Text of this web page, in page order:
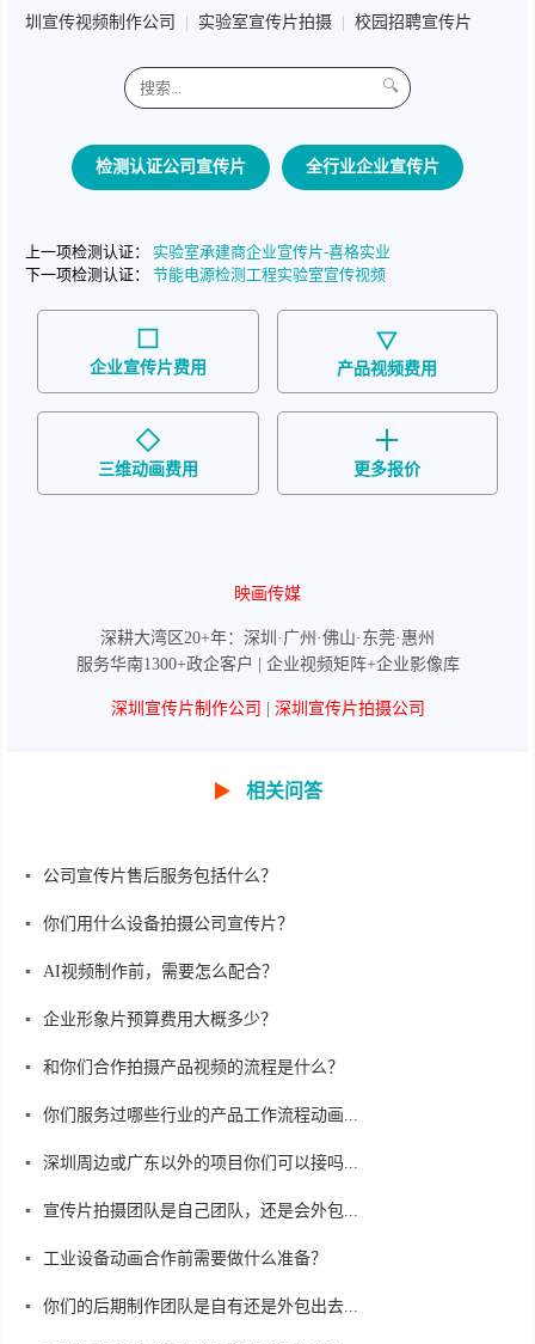
圳宣传视频制作公司 实验室宣传片拍摄 校园招聘宣传片
🔍
检测认证公司宣传片 全行业企业宣传片
上一项检测认证： 实验室承建商企业宣传片-喜格实业
下一项检测认证： 节能电源检测工程实验室宣传视频
企业宣传片费用 产品视频费用
三维动画费用 更多报价
映画传媒
深耕大湾区20+年：深圳·广州·佛山·东莞·惠州
服务华南1300+政企客户 | 企业视频矩阵+企业影像库
深圳宣传片制作公司 深圳宣传片拍摄公司
▶ 相关问答
公司宣传片售后服务包括什么？
你们用什么设备拍摄公司宣传片？
AI视频制作前，需要怎么配合？
企业形象片预算费用大概多少？
和你们合作拍摄产品视频的流程是什么？
你们服务过哪些行业的产品工作流程动画...
深圳周边或广东以外的项目你们可以接吗...
宣传片拍摄团队是自己团队，还是会外包...
工业设备动画合作前需要做什么准备？
你们的后期制作团队是自有还是外包出去...